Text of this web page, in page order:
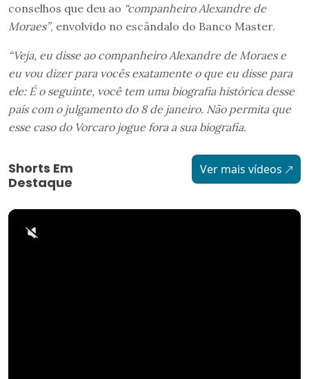
conselhos que deu ao “companheiro Alexandre de
Moraes”, envolvido no escândalo do Banco Master.
“Veja, eu disse ao companheiro Alexandre de Moraes e
eu vou dizer para vocês exatamente o que eu disse para
ele: É o seguinte, você tem uma biografia histórica desse
país com o julgamento do 8 de janeiro. Não permita que
esse caso do Vorcaro jogue fora a sua biografia.
Shorts Em
Destaque
Ver mais vídeos